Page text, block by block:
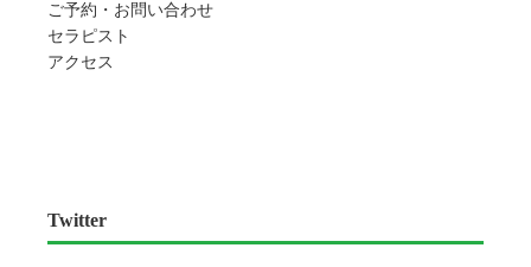
ご予約・お問い合わせ
セラピスト
アクセス
Twitter